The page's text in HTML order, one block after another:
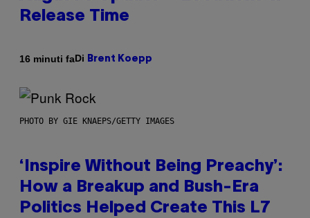
Release Time
16 minuti faDi Brent Koepp
PHOTO BY GIE KNAEPS/GETTY IMAGES
‘Inspire Without Being Preachy’:
How a Breakup and Bush-Era
Politics Helped Create This L7